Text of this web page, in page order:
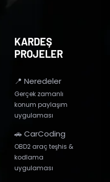
KARDEŞ
PROJELER
📍 Neredeler
Gerçek zamanlı
konum paylaşım
uygulaması
🚗 CarCoding
OBD2 araç teşhis &
kodlama
uygulaması